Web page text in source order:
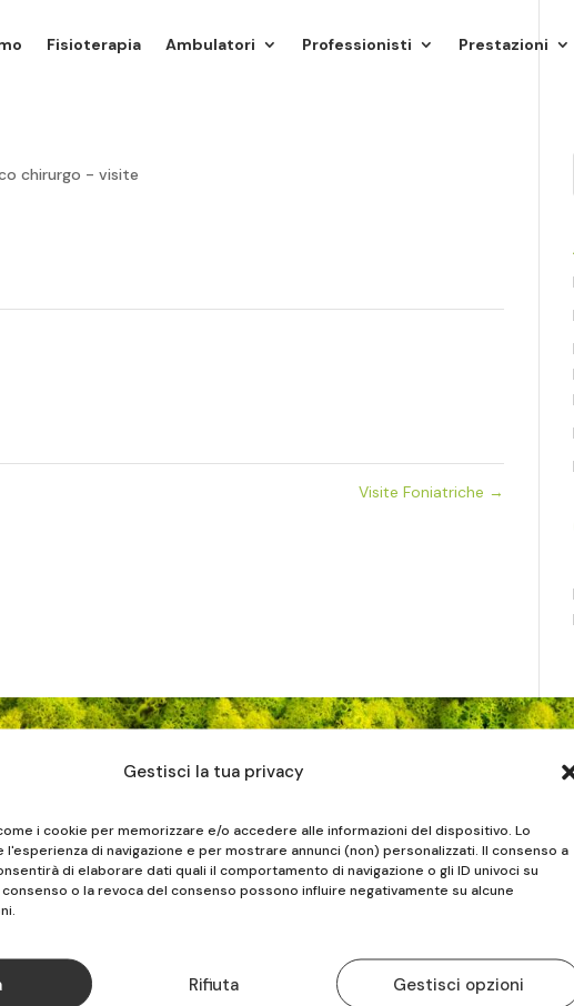
Gestisci la tua privacy
i cookie per memorizzare e/o accedere alle informazioni del dispositivo. Lo
di navigazione e per mostrare annunci (non) personalizzati. Il consenso a
di elaborare dati quali il comportamento di navigazione o gli ID univoci su
o la revoca del consenso possono influire negativamente su alcune
Rifiuta Gestisci opzioni
Fisioterapia Ambulatori Professionisti Prestazioni
chirurgo - visite
Visite Foniatriche →
FISIOS
ALBENGA | VADO LIGURE | CELLE LIGURE
019.883516